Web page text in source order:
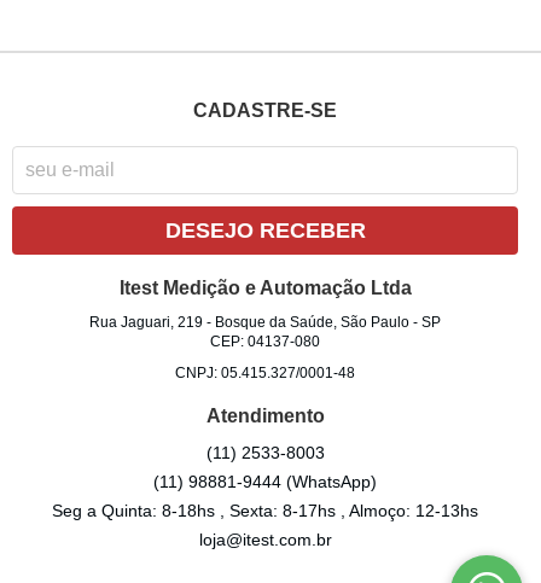
CADASTRE-SE
DESEJO RECEBER
Itest Medição e Automação Ltda
Rua Jaguari, 219 - Bosque da Saúde, São Paulo -SP
CEP: 04137-080
CNPJ: 05.415.327/0001-48
Atendimento
(11) 2533-8003
(11) 98881-9444(WhatsApp)
Seg a Quinta: 8-18hs , Sexta: 8-17hs , Almoço: 12-13hs
loja@itest.com.br